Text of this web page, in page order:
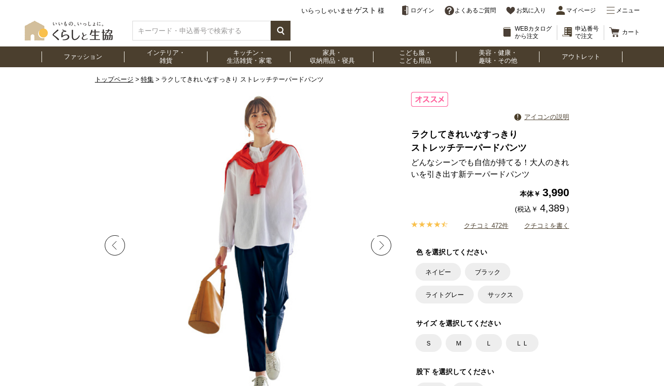
いらっしゃいませ ゲスト 様 ログイン よくあるご質問 お気に入り マイページ メニュー
WEBカタログ
から注文
申込番号
で注文
カート
ファッション
インテリア・
雑貨
キッチン・
生活雑貨・家電
家具・
収納用品・寝具
こども服・
こども用品
美容・健康・
趣味・その他
アウトレット
トップページ 特集 ラクしてきれいなすっきり ストレッチテーパードパンツ
アイコンの説明
ラクしてきれいなすっきり
ストレッチテーパードパンツ
どんなシーンでも自信が持てる！大人のきれ
いを引き出す新テーパードパンツ
本体￥ 3,990
(税込￥ 4,389 )
クチコミ 472件 クチコミを書く
色 を選択してください
ネイビー ブラック
ライトグレー サックス
サイズ を選択してください
Ｓ Ｍ Ｌ ＬＬ
股下 を選択してください